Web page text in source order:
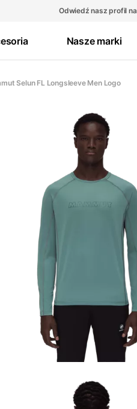
Odwiedź nasz profil na
Nasze marki
Selun FL Longsleeve Men Logo